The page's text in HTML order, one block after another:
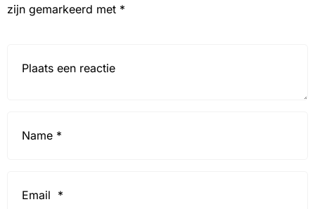
zijn gemarkeerd met *